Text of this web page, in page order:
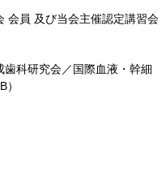
会員 及び当会主催認定講習会
科研究会／国際血液・幹細